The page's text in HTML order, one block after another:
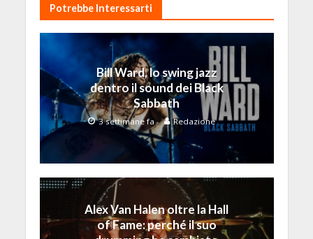
Potrebbe Interessarti
Bill Ward, lo swing jazz
dentro il sound dei Black
Sabbath
3 settimane fa Redazione
Alex Van Halen oltre la Hall
of Fame: perché il suo